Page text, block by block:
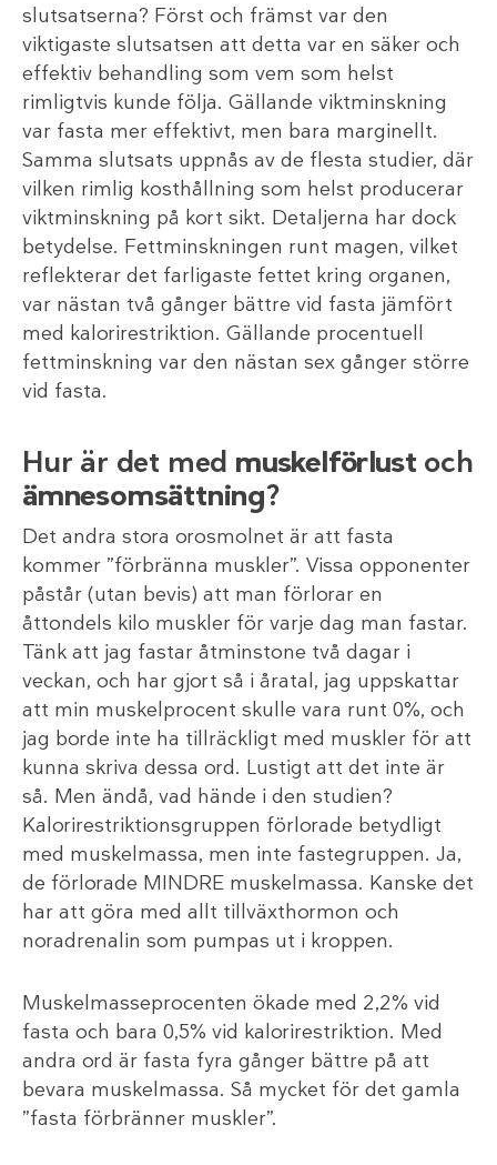
slutsatserna? Först och främst var den
viktigaste slutsatsen att detta var en säker och
effektiv behandling som vem som helst
rimligtvis kunde följa. Gällande viktminskning
var fasta mer effektivt, men bara marginellt.
Samma slutsats uppnås av de flesta studier, där
vilken rimlig kosthållning som helst producerar
viktminskning på kort sikt. Detaljerna har dock
betydelse. Fettminskningen runt magen, vilket
reflekterar det farligaste fettet kring organen,
var nästan två gånger bättre vid fasta jämfört
med kalorirestriktion. Gällande procentuell
fettminskning var den nästan sex gånger större
vid fasta.
Hur är det med muskelförlust och
ämnesomsättning?
Det andra stora orosmolnet är att fasta
kommer ”förbränna muskler”. Vissa opponenter
påstår (utan bevis) att man förlorar en
åttondels kilo muskler för varje dag man fastar.
Tänk att jag fastar åtminstone två dagar i
veckan, och har gjort så i åratal, jag uppskattar
att min muskelprocent skulle vara runt 0%, och
jag borde inte ha tillräckligt med muskler för att
kunna skriva dessa ord. Lustigt att det inte är
så. Men ändå, vad hände i den studien?
Kalorirestriktionsgruppen förlorade betydligt
med muskelmassa, men inte fastegruppen. Ja,
de förlorade MINDRE muskelmassa. Kanske det
har att göra med allt tillväxthormon och
noradrenalin som pumpas ut i kroppen.
Muskelmasseprocenten ökade med 2,2% vid
fasta och bara 0,5% vid kalorirestriktion. Med
andra ord är fasta fyra gånger bättre på att
bevara muskelmassa. Så mycket för det gamla
”fasta förbränner muskler”.